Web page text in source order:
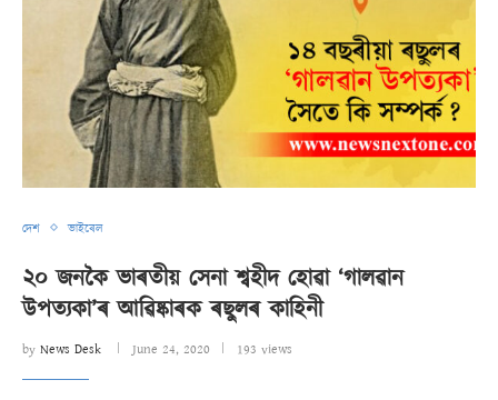
দেশ ভাইৰেল
২০ জনকৈ ভাৰতীয় সেনা শ্বহীদ হোৱা ‘গালৱান
উপত্যকা’ৰ আৱিষ্কাৰক ৰছুলৰ কাহিনী
by News Desk June 24, 2020 193 views